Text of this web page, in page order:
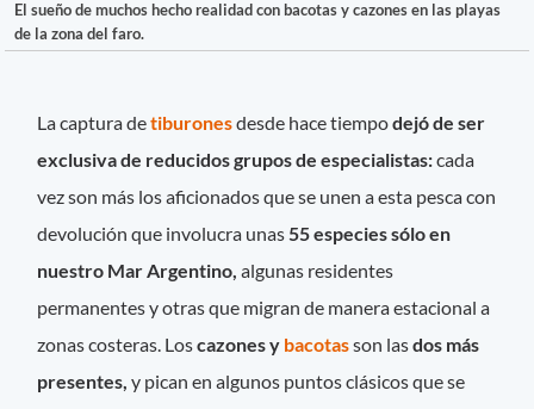
El sueño de muchos hecho realidad con bacotas y cazones en las playas
de la zona del faro.
La captura detiburonesdesde hace tiempodejó de ser
exclusiva de reducidos grupos de especialistas:cada
vez son más los aficionados que se unen a esta pesca con
devolución que involucra unas 55 especies sólo en
nuestro Mar Argentino,algunas residentes
permanentes y otras que migran de manera estacional a
zonas costeras. Loscazones y bacotasson lasdos más
presentes, y pican en algunos puntos clásicos que se